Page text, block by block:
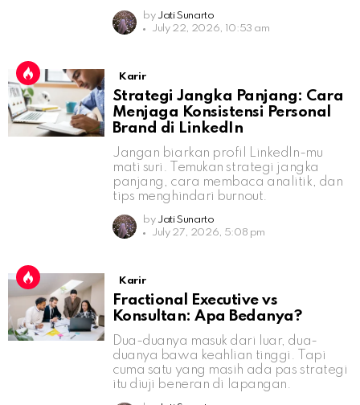
by Jati Sunarto
July 22, 2026, 10:53 am
Karir
Strategi Jangka Panjang: Cara
Menjaga Konsistensi Personal
Brand di LinkedIn
Jangan biarkan profil LinkedIn-mu
mati suri. Temukan strategi jangka
panjang, cara membaca analitik, dan
tips menghindari burnout.
by Jati Sunarto
July 27, 2026, 5:08 pm
Karir
Fractional Executive vs
Konsultan: Apa Bedanya?
Dua-duanya masuk dari luar, dua-
duanya bawa keahlian tinggi. Tapi
cuma satu yang masih ada pas strategi
itu diuji beneran di lapangan.